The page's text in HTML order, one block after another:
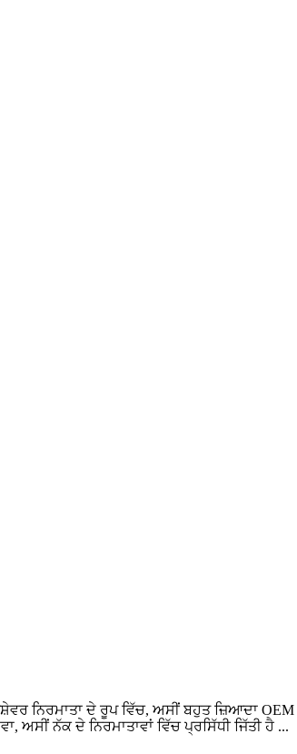
ਪੇਸ਼ੇਵਰ ਨਿਰਮਾਤਾ ਦੇ ਰੂਪ ਵਿੱਚ, ਅਸੀਂ ਬਹੁਤ ਜ਼ਿਆਦਾ
ਨੱਕ ਦੇ ਨਿਰਮਾਤਾਵਾਂ ਵਿੱਚ ਪ੍ਰਸਿੱਧੀ ਜਿੱਤੀ ਹੈ ...